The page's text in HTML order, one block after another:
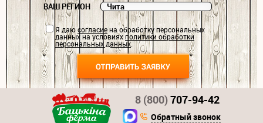
ВАШ РЕГИОН
Я даюсогласиена обработку персональных
данных на условияхполитики обработки
персональных данных.
8 (800)707-94-42
Обратный звонок